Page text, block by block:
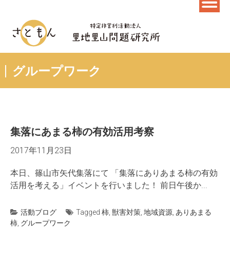
グループワーク
集落にあまる柿の有効活用考察
2017年11月23日
本日、篠山市矢代集落にて 「集落にありあまる柿の有効
活用を考える」イベントを行いました！ 前日午後か...
活動ブログ Tagged 柿 獣害対策 地域資源 ありあまる
柿 グループワーク